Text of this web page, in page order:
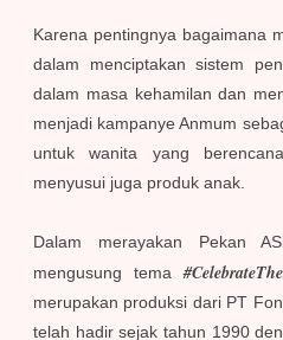
Karena pentingnya bagaimana
dalam menciptakan sistem
dalam masa kehamilan dan
menjadi kampanye Anmum
untuk wanita yang
menyusui juga produk anak.
Dalam merayakan Pekan
mengusung tema
merupakan produksi dari PT
telah hadir sejak tahun 1990